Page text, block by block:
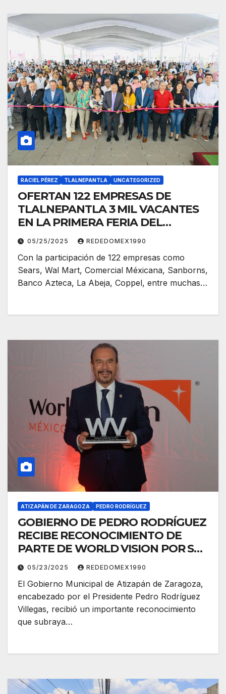
RACIEL PÉREZ TLALNEPANTLA UNCATEGORIZED
OFERTAN 122 EMPRESAS DE
TLALNEPANTLA 3 MIL VACANTES
EN LA PRIMERA FERIA DEL
EMPLEO 2025
05/25/2025 REDEDOMEX1990
Con la participación de 122 empresas como
Sears, Wal Mart, Comercial Méxicana, Sanborns,
Banco Azteca, La Abeja, Coppel, entre muchas…
ATIZAPÁN DE ZARAGOZA PEDRO RODRÍGUEZ
GOBIERNO DE PEDRO RODRÍGUEZ
RECIBE RECONOCIMIENTO DE
PARTE DE WORLD VISION POR SU
DEDICACIÓN EN FAVOR DE LAS
NIÑAS Y NIÑOS DE ATIZAPÁN DE
ZARAGOZA
05/23/2025 REDEDOMEX1990
El Gobierno Municipal de Atizapán de Zaragoza,
encabezado por el Presidente Pedro Rodríguez
Villegas, recibió un importante reconocimiento
que subraya…